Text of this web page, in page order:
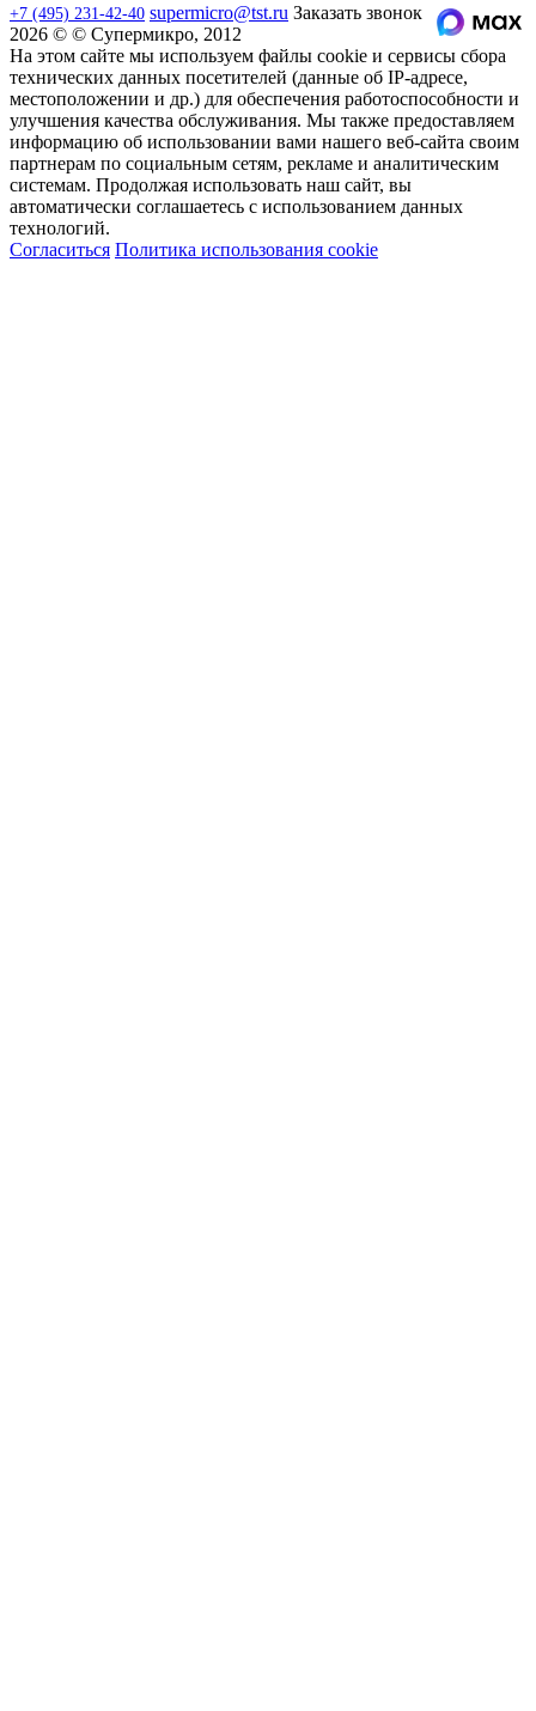
+7 (495) 231-42-40 supermicro@tst.ru Заказать звонок
2026 © © Супермикро, 2012
На этом сайте мы используем файлы cookie и сервисы сбора
технических данных посетителей (данные об IP-адресе,
местоположении и др.) для обеспечения работоспособности и
улучшения качества обслуживания. Мы также предоставляем
информацию об использовании вами нашего веб-сайта своим
партнерам по социальным сетям, рекламе и аналитическим
системам. Продолжая использовать наш сайт, вы
автоматически соглашаетесь с использованием данных
технологий.
Согласиться Политика использования cookie